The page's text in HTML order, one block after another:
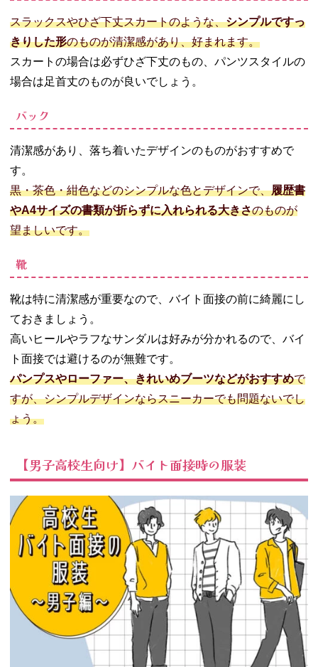
スラックスやひざ下丈スカートのような、シンプルですっ
きりした形のものが清潔感があり、好まれます。
スカートの場合は必ずひざ下丈のもの、パンツスタイルの
場合は足首丈のものが良いでしょう。
バック
清潔感があり、落ち着いたデザインのものがおすすめで
す。
黒・茶色・紺色などのシンプルな色とデザインで、履歴書
やA4サイズの書類が折らずに入れられる大きさのものが
望ましいです。
靴
靴は特に清潔感が重要なので、バイト面接の前に綺麗にし
ておきましょう。
高いヒールやラフなサンダルは好みが分かれるので、バイ
ト面接では避けるのが無難です。
パンプスやローファー、きれいめブーツなどがおすすめで
すが、シンプルデザインならスニーカーでも問題ないでし
ょう。
【男子高校生向け】バイト面接時の服装